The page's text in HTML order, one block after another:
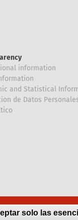
information
and Statistical
de Datos
solo las